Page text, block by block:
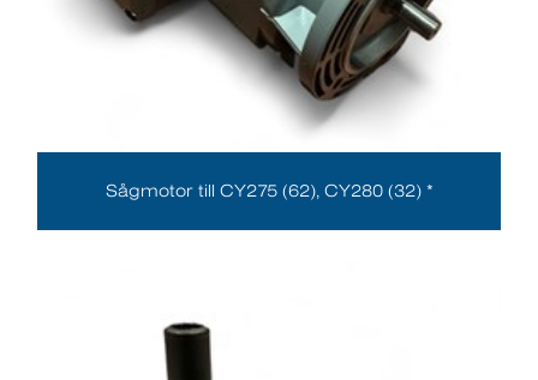
Sågmotor till CY275 (62), CY280 (32) *